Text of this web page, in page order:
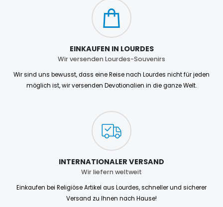
EINKAUFEN IN LOURDES
Wir versenden Lourdes-Souvenirs
Wir sind uns bewusst, dass eine Reise nach Lourdes nicht für jeden
möglich ist, wir versenden Devotionalien in die ganze Welt.
INTERNATIONALER VERSAND
Wir liefern weltweit
Einkaufen bei Religiöse Artikel aus Lourdes, schneller und sicherer
Versand zu Ihnen nach Hause!